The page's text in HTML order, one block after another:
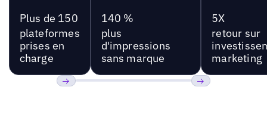
Plus de 150
plateformes
prises en
charge
140 %
plus
d'impressions
sans marque
5X
retour sur
marketing